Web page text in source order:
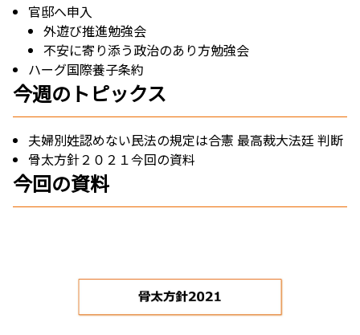
官邸へ申入
外遊び推進勉強会
不安に寄り添う政治のあり方勉強会
ハーグ国際養子条約
今週のトピックス
夫婦別姓認めない民法の規定は合憲 最高裁大法廷 判断
骨太方針２０２１今回の資料
今回の資料